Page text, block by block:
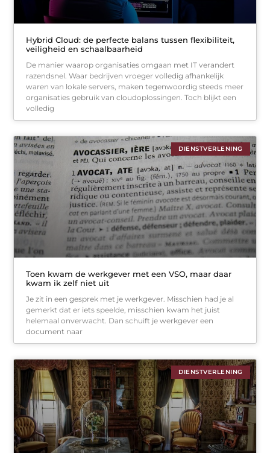
Hybrid Cloud: de perfecte balans tussen flexibiliteit,
veiligheid en schaalbaarheid
De manier waarop organisaties omgaan met IT verandert
razendsnel. Waar bedrijven vroeger volledig afhankelijk
waren van lokale servers, maken tegenwoordig steeds meer
organisaties gebruik van cloudoplossingen. Toch blijkt een
volledig
DIENSTVERLENING
Toen kwam de werkgever met een VSO, maar daar
kwam ik zelf niet uit
Je zit in een gesprek met je werkgever. Misschien had je al
gemerkt dat er iets speelde, misschien kwam het juist
helemaal onverwacht. Dan schuift je werkgever een
document naar
DIENSTVERLENING